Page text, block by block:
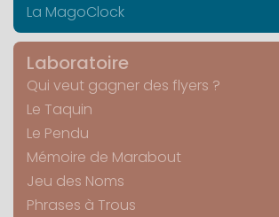
La MagoClock
Laboratoire
Qui veut gagner des flyers ?
Le Taquin
Le Pendu
Mémoire de Marabout
Jeu des Noms
Phrases à Trous